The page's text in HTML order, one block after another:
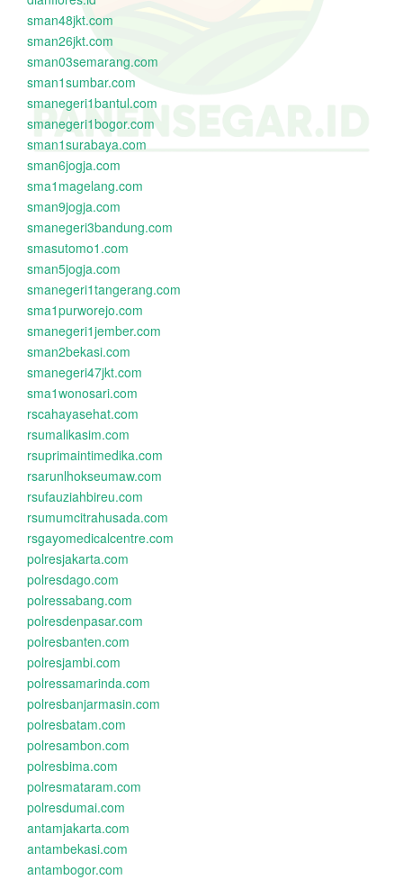
sman48jkt.com
sman26jkt.com
sman03semarang.com
sman1sumbar.com
smanegeri1bantul.com
smanegeri1bogor.com
sman1surabaya.com
sman6jogja.com
sma1magelang.com
sman9jogja.com
smanegeri3bandung.com
smasutomo1.com
sman5jogja.com
smanegeri1tangerang.com
sma1purworejo.com
smanegeri1jember.com
sman2bekasi.com
smanegeri47jkt.com
sma1wonosari.com
rscahayasehat.com
rsumalikasim.com
rsuprimaintimedika.com
rsarunlhokseumaw.com
rsufauziahbireu.com
rsumumcitrahusada.com
rsgayomedicalcentre.com
polresjakarta.com
polresdago.com
polressabang.com
polresdenpasar.com
polresbanten.com
polresjambi.com
polressamarinda.com
polresbanjarmasin.com
polresbatam.com
polresambon.com
polresbima.com
polresmataram.com
polresdumai.com
antamjakarta.com
antambekasi.com
antambogor.com